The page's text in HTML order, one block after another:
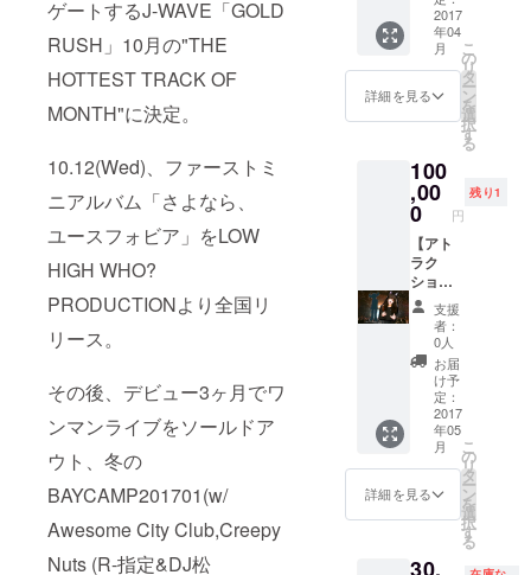
ゲートするJ-WAVE「GOLD
RUSH」10月の"THE
HOTTEST TRACK OF
MONTH"に決定。
10.12(Wed)、ファーストミ
ニアルバム「さよなら、
ユースフォビア」をLOW
HIGH WHO?
PRODUCTIONより全国リ
リース。
その後、デビュー3ヶ月でワ
ンマンライブをソールドア
ウト、冬の
BAYCAMP201701(w/
Awesome City Club,Creepy
Nuts (R-指定&DJ松
レゼン
ト（選
べませ
ん。ガ
ラス破
りま
す） ・
ここで
しか見
れない‼︎
MV撮影
メイキ
ング映
像デー
タ ・あ
なただ
の“ロッ
クン
ロール
は死な
ないT
シャ
ツ“作り
ディカ
提案し
採用さ
れた案
で、実
際に
グッズ
を作成
♡ 春ね
むり、
スタッ
フ2〜3
名、支
援者様
で行い
ます。
複数支
援者様
がい
らっ
しゃる
場合は1
名ずつ
行いま
す。
2017
年04
月
詳細を見る
こ
の
リ
タ
ー
ン
を
選
択
す
る
100
,00
0 円
残り1
【アト
ラク
ション
系⑥】
春ねむ
りと一
緒に
ジャミ
ロクワ
イのラ
イブ鑑
賞‼︎ S席
をご用
意いた
します
♡ 場所
国際
支援
者：
0人
お届
け予
定：
2017
年05
月
詳細を見る
こ
の
リ
タ
ー
ン
を
選
択
す
る